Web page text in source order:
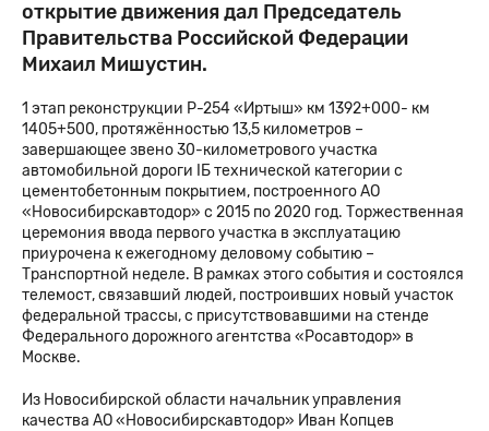
открытие движения дал Председатель
Правительства Российской Федерации
Михаил Мишустин.
1 этап реконструкции Р-254 «Иртыш» км 1392+000- км
1405+500, протяжённостью 13,5 километров –
завершающее звено 30-километрового участка
автомобильной дороги IБ технической категории с
цементобетонным покрытием, построенного АО
«Новосибирскавтодор» с 2015 по 2020 год. Торжественная
церемония ввода первого участка в эксплуатацию
приурочена к ежегодному деловому событию –
Транспортной неделе. В рамках этого события и состоялся
телемост, связавший людей, построивших новый участок
федеральной трассы, с присутствовавшими на стенде
Федерального дорожного агентства «Росавтодор» в
Москве.
Из Новосибирской области начальник управления
качества АО «Новосибирскавтодор» Иван Копцев